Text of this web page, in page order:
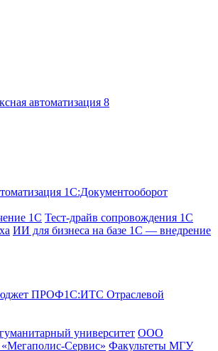
автоматизация 8
1С:Документооборот
1С Тест-драйв сопровождения 1С
ИИ для бизнеса на базе 1С — внедрение
ПРОФ1С:ИТС Отраслевой
университет ООО
Сервис» Факультеты МГУ